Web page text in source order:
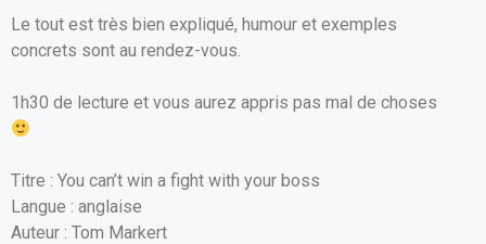
Le tout est très bien expliqué, humour et exemples
concrets sont au rendez-vous.
1h30 de lecture et vous aurez appris pas mal de choses
Titre : You can’t win a fight with your boss
Langue : anglaise
Auteur : Tom Markert